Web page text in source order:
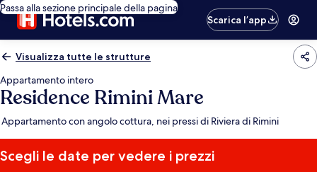
Passa alla sezione principale della pagina
Scarica l’app
Visualizza tutte le strutture
Appartamento intero
Residence Rimini Mare
Appartamento con angolo cottura, nei pressi di Riviera di Rimini
Scegli le date per vedere i prezzi